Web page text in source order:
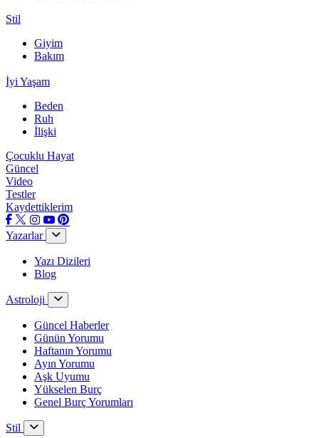
Stil
Giyim
Bakım
İyi Yaşam
Beden
Ruh
İlişki
Çocuklu Hayat
Güncel
Video
Testler
Kaydettiklerim
Yazarlar
Yazı Dizileri
Blog
Astroloji
Güncel Haberler
Günün Yorumu
Haftanın Yorumu
Ayın Yorumu
Aşk Uyumu
Yükselen Burç
Genel Burç Yorumları
Stil